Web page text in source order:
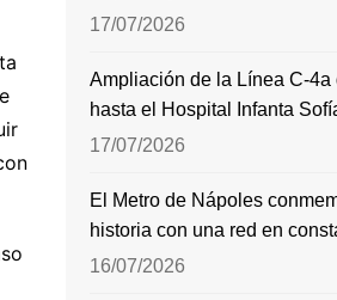
17/07/2026
Ampliación de la Línea C-4a
hasta el Hospital Infanta
17/07/2026
El Metro de Nápoles
historia con una red en
16/07/2026